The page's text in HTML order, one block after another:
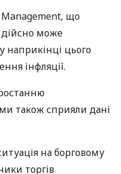
Management, що
може
наприкінці цього
інфляції.
також сприяли дані
на борговому
торгів